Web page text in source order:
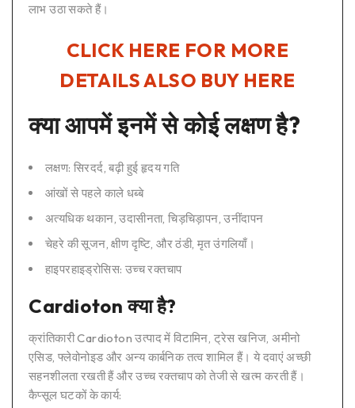
लाभ उठा सकते हैं।
CLICK HERE FOR MORE
DETAILS ALSO BUY HERE
क्या आपमें इनमें से कोई लक्षण है?
लक्षण: सिरदर्द, बढ़ी हुई हृदय गति
आंखों से पहले काले धब्बे
अत्यधिक थकान, उदासीनता, चिड़चिड़ापन, उनींदापन
चेहरे की सूजन, क्षीण दृष्टि, और ठंडी, मृत उंगलियाँ।
हाइपरहाइड्रोसिस: उच्च रक्तचाप
Cardioton क्या है?
क्रांतिकारी Cardioton उत्पाद में विटामिन, ट्रेस खनिज, अमीनो
एसिड, फ्लेवोनोइड और अन्य कार्बनिक तत्व शामिल हैं। ये दवाएं अच्छी
सहनशीलता रखती हैं और उच्च रक्तचाप को तेजी से खत्म करती हैं।
कैप्सूल घटकों के कार्य: